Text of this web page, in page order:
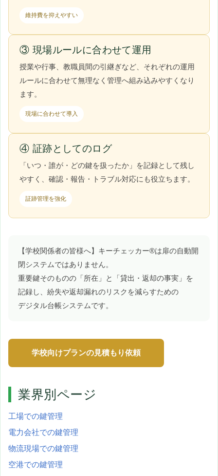
維持費を抑えやすい
③ 現場ルールに合わせて運用
授業や行事、教職員間の引継ぎなど、それぞれの運用
ルールに合わせて無理なく管理へ組み込みやすくなり
ます。
現場に合わせて導入
④ 証跡としてのログ
「いつ・誰が・どの鍵を扱ったか」を記録として残し
やすく、確認・報告・トラブル対応にも役立ちます。
証跡管理を強化
【学校関係者の皆様へ】キーチェッカー®は扉の自動開
閉システムではありません。
重要鍵そのものの「所在」と「貸出・返却の事実」を
記録し、紛失や返却漏れのリスクを減らすための
デジタル台帳システムです。
学校向けプランの見積もり依頼
業界別ページ
工場での鍵管理
電力会社での鍵管理
物流現場での鍵管理
空港での鍵管理